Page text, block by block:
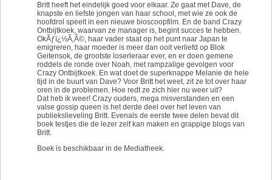
Britt heeft het eindelijk goed voor elkaar. Ze gaat met Dave, de
knapste en liefste jongen van haar school, met wie ze ook de
hoofdrol speelt in een nieuwe bioscoopfilm. En de band Crazy
Ontbijtkoek, waarvan ze manager is, begint succes te hebben.
OkÃƒï¿½Ã‚Â©, haar vader staat op het punt naar Japan te
emigreren, haar moeder is meer dan ooit verliefd op Blok
Geitensok, de grootste loserleraar ever, en er doen gemene
roddels de ronde over Noah, met rampzalige gevolgen voor
Crazy Ontbijtkoek. En wat doet de superknappe Melanie de hele
tijd in de buurt van Dave? Voor Britt het weet, zit ze tot over haar
oren in de problemen. Hoe redt ze zich hier nu weer uit?
Dat heb ik weer! Crazy ouders, mega misverstanden en een
valse gossip queen is het derde deel over het leven van
publiekslieveling Britt. Evenals de eerste twee delen bevat dit
boek testjes die de lezer zelf kan maken en grappige blogs van
Britt.
Boek is beschikbaar in de Mediatheek.